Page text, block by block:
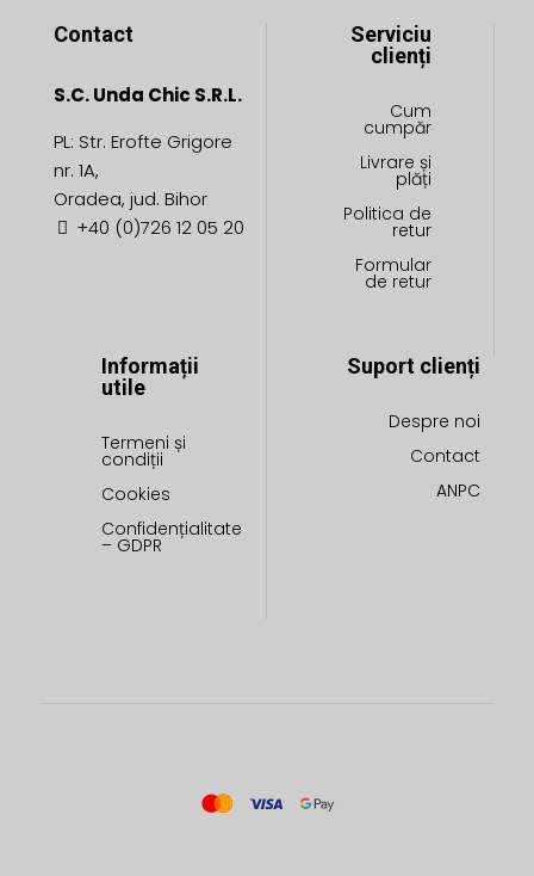
Contact
S.C. Unda Chic S.R.L.
PL: Str. Erofte Grigore
nr. 1A,
Oradea, jud. Bihor
+40 (0)726 12 05 20
Serviciu
clienți
Cum
cumpăr
Livrare și
plăți
Politica de
retur
Formular
de retur
Informații
utile
Termeni și
condiții
Cookies
Confidențialitate
– GDPR
Suport clienți
Despre noi
Contact
ANPC